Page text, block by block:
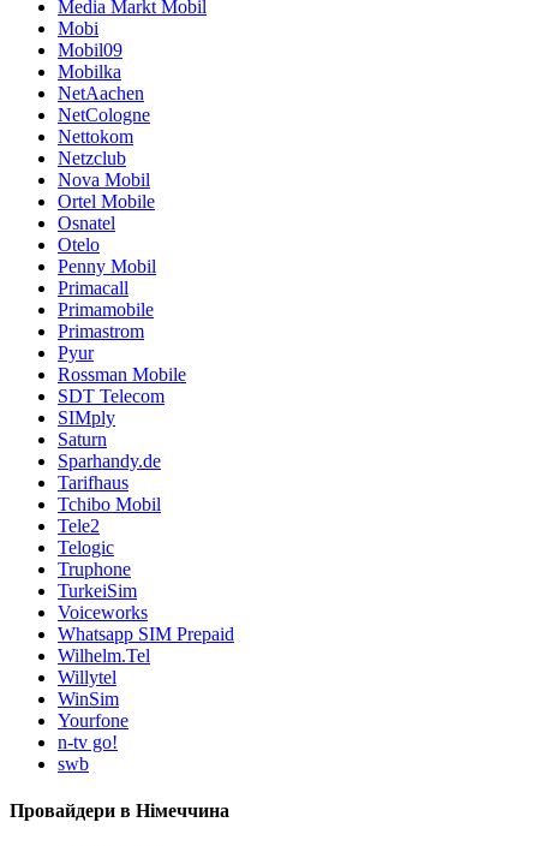
Media Markt Mobil
Mobi
Mobil09
Mobilka
NetAachen
NetCologne
Nettokom
Netzclub
Nova Mobil
Ortel Mobile
Osnatel
Otelo
Penny Mobil
Primacall
Primamobile
Primastrom
Pyur
Rossman Mobile
SDT Telecom
SIMply
Saturn
Sparhandy.de
Tarifhaus
Tchibo Mobil
Tele2
Telogic
Truphone
TurkeiSim
Voiceworks
Whatsapp SIM Prepaid
Wilhelm.Tel
Willytel
WinSim
Yourfone
n-tv go!
swb
Провайдери в Німеччина